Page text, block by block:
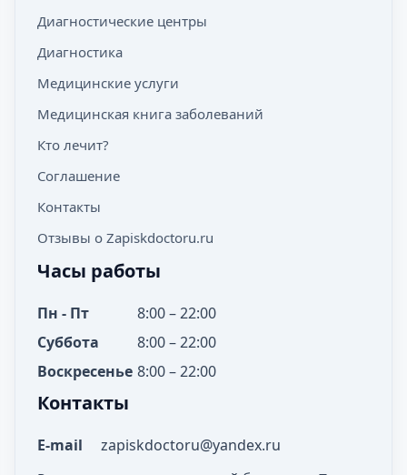
Диагностические центры
Диагностика
Медицинские услуги
Медицинская книга заболеваний
Кто лечит?
Соглашение
Контакты
Отзывы о Zapiskdoctoru.ru
Часы работы
Пн - Пт
8:00 – 22:00
Суббота
8:00 – 22:00
Воскресенье 8:00 – 22:00
Контакты
E-mail zapiskdoctoru@yandex.ru